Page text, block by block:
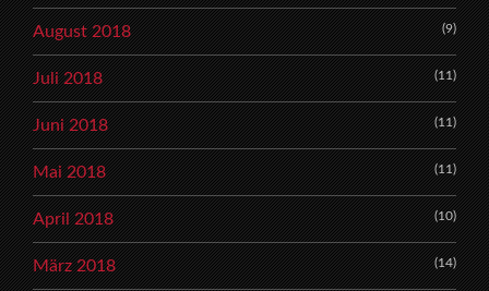
August 2018 (9)
Juli 2018 (11)
Juni 2018 (11)
Mai 2018 (11)
April 2018 (10)
März 2018 (14)